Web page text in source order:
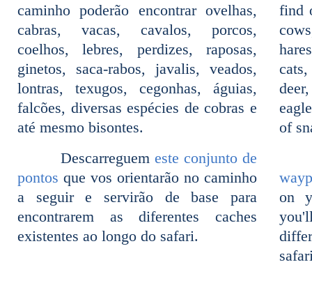
caminho poderão encontrar ovelhas,
cabras, vacas, cavalos, porcos,
coelhos, lebres, perdizes, raposas,
ginetos, saca-rabos, javalis, veados,
lontras, texugos, cegonhas, águias,
falcões, diversas espécies de cobras e
até mesmo bisontes.
Descarreguem este conjunto de
pontos que vos orientarão no caminho
a seguir e servirão de base para
encontrarem as diferentes caches
existentes ao longo do safari.
find
of
on